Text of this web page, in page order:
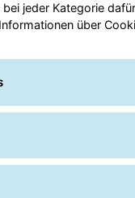
jeder Kategorie
über